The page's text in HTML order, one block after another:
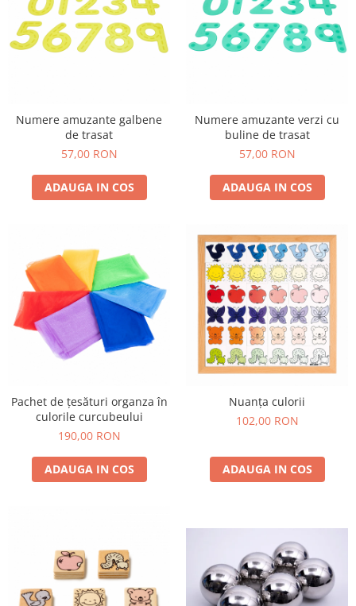
Numere amuzante galbene
de trasat
57,00 RON
ADAUGA IN COS
Numere amuzante verzi cu
buline de trasat
57,00 RON
ADAUGA IN COS
Pachet de țesături organza în
culorile curcubeului
190,00 RON
ADAUGA IN COS
Nuanța culorii
102,00 RON
ADAUGA IN COS